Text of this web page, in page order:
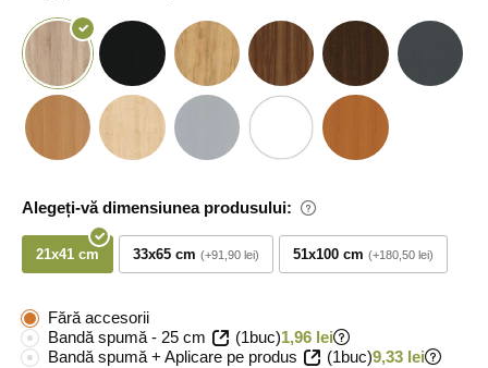
Alegeți-vă dimensiunea produsului:
21x41 cm 33x65 cm +91,90 lei 51x100 cm +180,50 lei
Fără accesorii
Bandă spumă - 25 cm
(1buc)1,96 lei
Bandă spumă + Aplicare pe produs
(1buc)9,33 lei